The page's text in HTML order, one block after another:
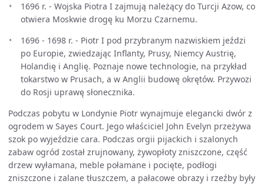
1696 r. - Wojska Piotra I zajmują należący do Turcji Azow, co
otwiera Moskwie drogę ku Morzu Czarnemu.
1696 - 1698 r. - Piotr I pod przybranym nazwiskiem jeździ
po Europie, zwiedzając Inflanty, Prusy, Niemcy Austrię,
Holandię i Anglię. Poznaje nowe technologie, na przykład
tokarstwo w Prusach, a w Anglii budowę okrętów. Przywozi
do Rosji uprawę słonecznika.
Podczas pobytu w Londynie Piotr wynajmuje elegancki dwór z
ogrodem w Sayes Court. Jego właściciel John Evelyn przeżywa
szok po wyjeździe cara. Podczas orgii pijackich i szalonych
zabaw ogród został zrujnowany, żywopłoty zniszczone, część
drzew wyłamana, meble połamane i pocięte, podłogi
zniszczone i zalane tłuszczem, a pałacowe obrazy i rzeźby były